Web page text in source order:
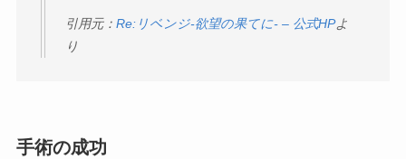
引用元： Re:リベンジ-欲望の果てに- – 公式HPよ
り
手術の成功